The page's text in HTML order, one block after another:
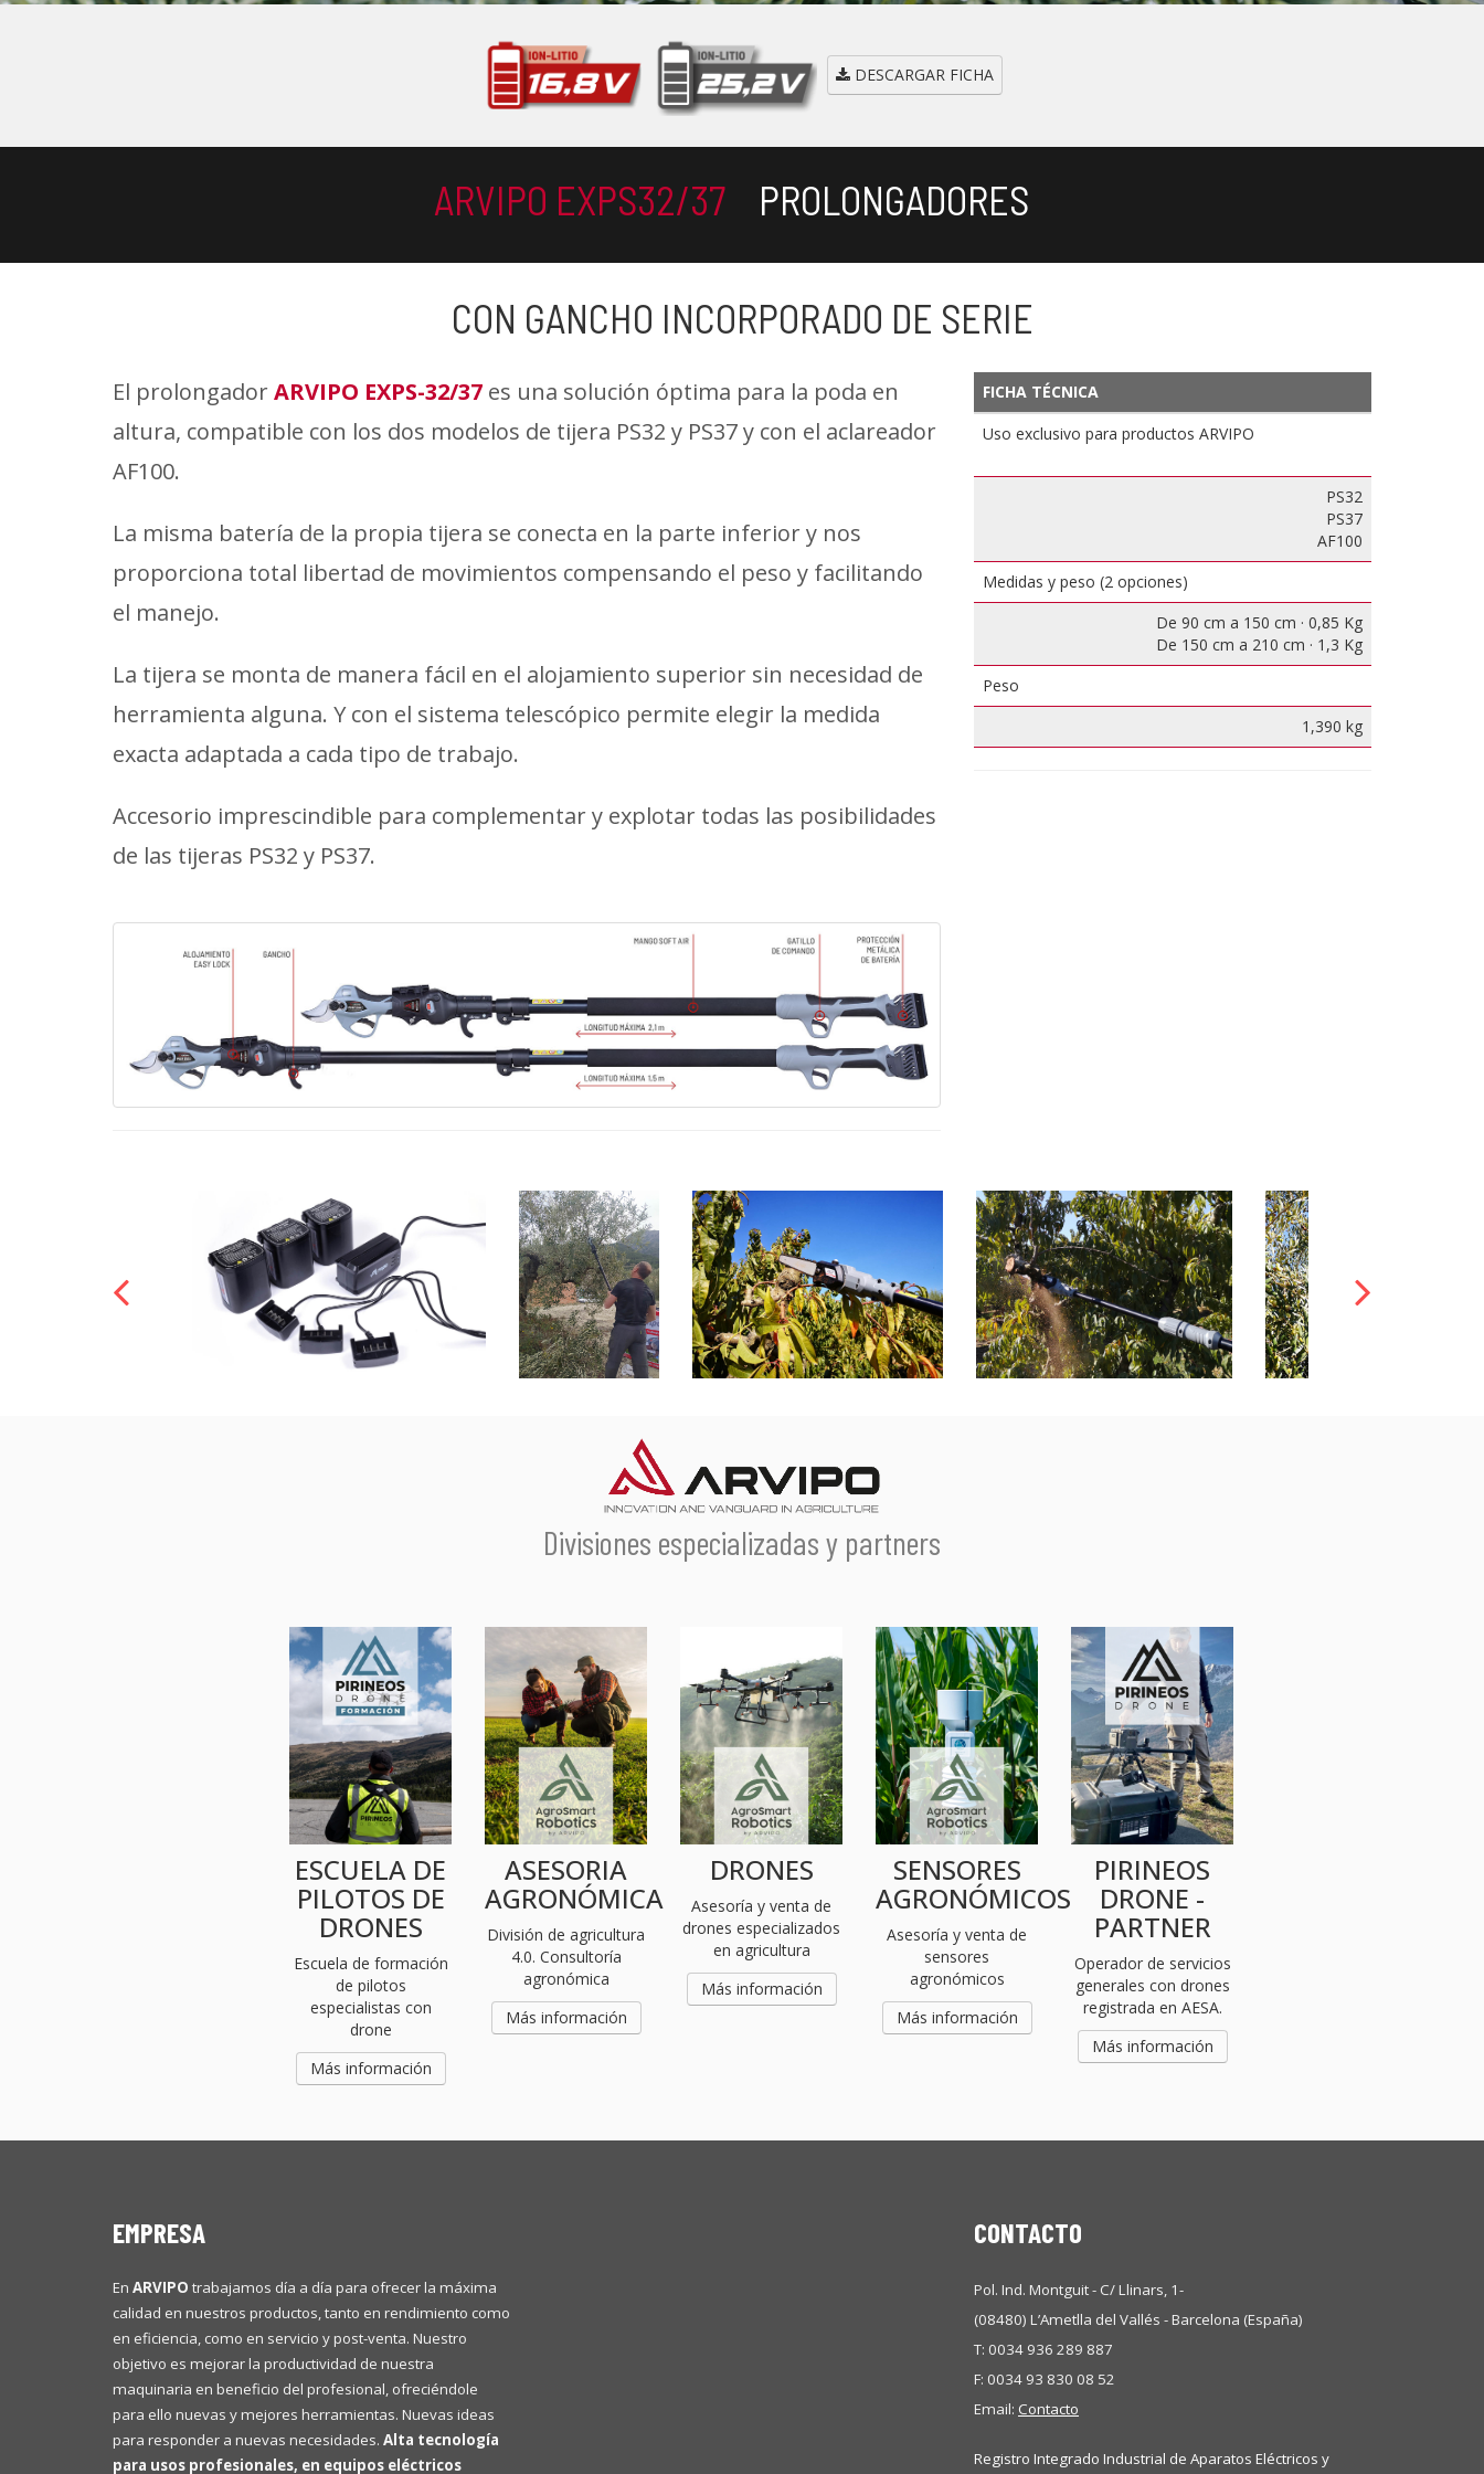
DESCARGAR FICHA
ARVIPO EXPS32/37 PROLONGADORES
CON GANCHO INCORPORADO DE SERIE
El prolongadorARVIPO EXPS-32/37 es una solución óptima para la poda en
altura, compatible con los dos modelos de tijera PS32 y PS37 y con el aclareador
AF100.
La misma batería de la propia tijera se conecta en la parte inferior y nos
proporciona total libertad de movimientos compensando el peso y facilitando
el manejo.
La tijera se monta de manera fácil en el alojamiento superior sin necesidad de
herramienta alguna. Y con el sistema telescópico permite elegir la medida
exacta adaptada a cada tipo de trabajo.
Accesorio imprescindible para complementar y explotar todas las posibilidades
de las tijeras PS32 y PS37.
FICHA TÉCNICA
Uso exclusivo para productos ARVIPO
PS32
PS37
AF100
Medidas y peso (2 opciones)
De 90 cm a 150 cm · 0,85 Kg
De 150 cm a 210 cm · 1,3 Kg
Peso
1,390 kg
Divisiones especializadas y partners
ESCUELA DE
PILOTOS DE
DRONES
Escuela de formación
de pilotos
especialistas con
drone
Más información
ASESORIA
AGRONÓMICA
División de agricultura
4.0. Consultoría
agronómica
Más información
DRONES
Asesoría y venta de
drones especializados
en agricultura
Más información
SENSORES
AGRONÓMICOS
Asesoría y venta de
sensores
agronómicos
Más información
PIRINEOS
DRONE -
PARTNER
Operador de servicios
generales con drones
registrada en AESA.
Más información
EMPRESA
En ARVIPO trabajamos día a día para ofrecer la máxima
calidad en nuestros productos, tanto en rendimiento como
en eficiencia, como en servicio y post-venta. Nuestro
objetivo es mejorar la productividad de nuestra
maquinaria en beneficio del profesional, ofreciéndole
para ello nuevas y mejores herramientas. Nuevas ideas
para responder a nuevas necesidades. Alta tecnología
para usos profesionales, en equipos eléctricos
CONTACTO
Pol. Ind. Montguit - C/ Llinars, 1-
(08480) L’Ametlla del Vallés - Barcelona (España)
T: 0034 936 289 887
F: 0034 93 830 08 52
Email: Contacto
Registro Integrado Industrial de Aparatos Eléctricos y